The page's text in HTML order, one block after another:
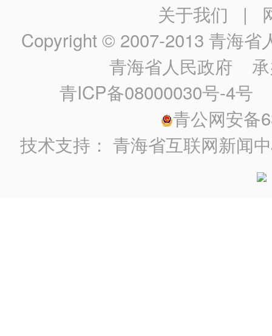
关于我们 |
Copyright © 2007-2013 青海省
青海省人民政府 承
青ICP备08000030号-4号
青公网安备
技术支持：青海省互联网新闻